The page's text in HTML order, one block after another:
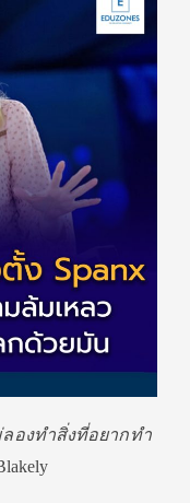
องทำสิ่งที่อยากทำ